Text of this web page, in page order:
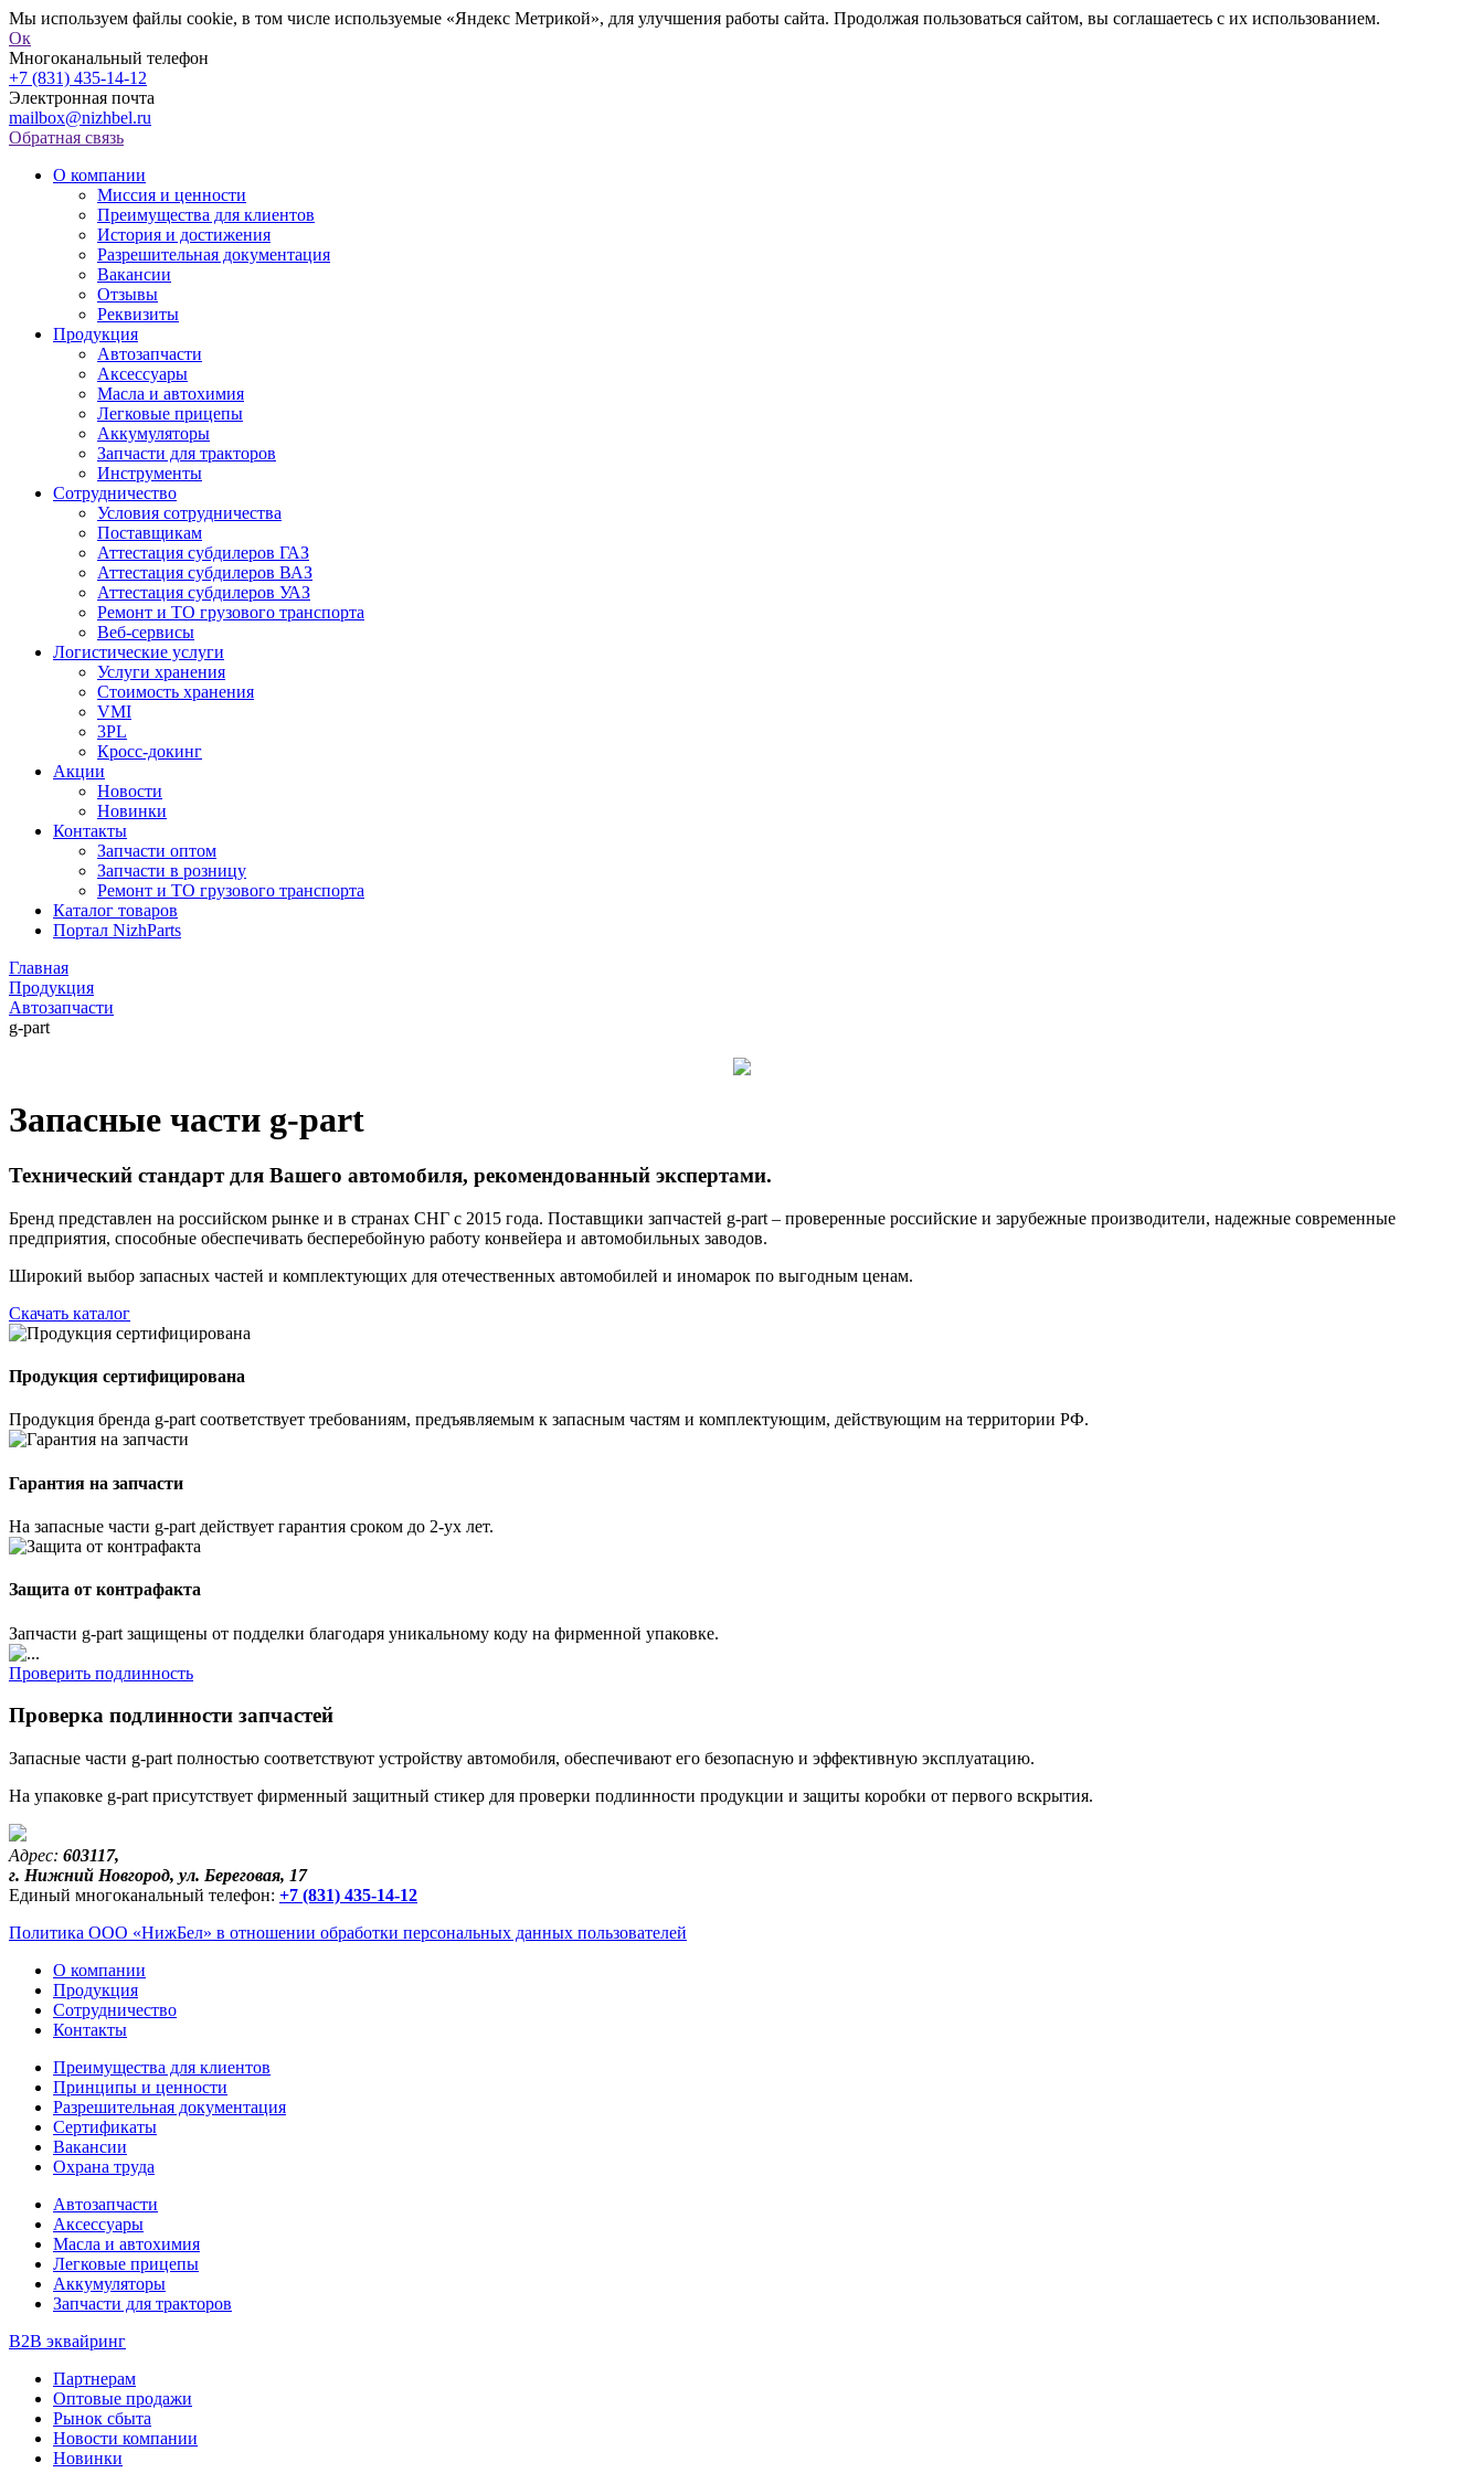
Мы используем файлы cookie, в том числе используемые «Яндекс Метрикой», для улучшения работы сайта. Продолжая пользоваться сайтом, вы соглашаетесь с их использованием.
Ок
Многоканальный телефон
+7 (831) 435-14-12
Электронная почта
mailbox@nizhbel.ru
Обратная связь
О компании
Миссия и ценности
Преимущества для клиентов
История и достижения
Разрешительная документация
Вакансии
Отзывы
Реквизиты
Продукция
Автозапчасти
Аксессуары
Масла и автохимия
Легковые прицепы
Аккумуляторы
Запчасти для тракторов
Инструменты
Сотрудничество
Условия сотрудничества
Поставщикам
Аттестация субдилеров ГАЗ
Аттестация субдилеров ВАЗ
Аттестация субдилеров УАЗ
Ремонт и ТО грузового транспорта
Веб-сервисы
Логистические услуги
Услуги хранения
Стоимость хранения
VMI
3PL
Кросс-докинг
Акции
Новости
Новинки
Контакты
Запчасти оптом
Запчасти в розницу
Ремонт и ТО грузового транспорта
Каталог товаров
Портал NizhParts
Главная
Продукция
Автозапчасти
g-part
Запасные части g-part
Технический стандарт для Вашего автомобиля, рекомендованный экспертами.
Бренд представлен на российском рынке и в странах СНГ с 2015 года. Поставщики запчастей g-part – проверенные российские и зарубежные производители, надежные современные
предприятия, способные обеспечивать бесперебойную работу конвейера и автомобильных заводов.
Широкий выбор запасных частей и комплектующих для отечественных автомобилей и иномарок по выгодным ценам.
Скачать каталог
Продукция сертифицирована
Продукция бренда g-part соответствует требованиям, предъявляемым к запасным частям и комплектующим, действующим на территории РФ.
Гарантия на запчасти
На запасные части g-part действует гарантия сроком до 2-ух лет.
Защита от контрафакта
Запчасти g-part защищены от подделки благодаря уникальному коду на фирменной упаковке.
Проверить подлинность
Проверка подлинности запчастей
Запасные части g-part полностью соответствуют устройству автомобиля, обеспечивают его безопасную и эффективную эксплуатацию.
На упаковке g-part присутствует фирменный защитный стикер для проверки подлинности продукции и защиты коробки от первого вскрытия.
Адрес: 603117,
г. Нижний Новгород, ул. Береговая, 17
Единый многоканальный телефон: +7 (831) 435-14-12
Политика ООО «НижБел» в отношении обработки персональных данных пользователей
О компании
Продукция
Сотрудничество
Контакты
Преимущества для клиентов
Принципы и ценности
Разрешительная документация
Сертификаты
Вакансии
Охрана труда
Автозапчасти
Аксессуары
Масла и автохимия
Легковые прицепы
Аккумуляторы
Запчасти для тракторов
B2B эквайринг
Партнерам
Оптовые продажи
Рынок сбыта
Новости компании
Новинки